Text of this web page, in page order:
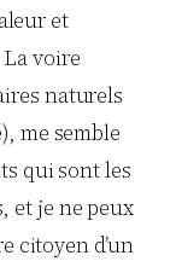
et
voire
naturels
me semble
qui sont les
et je ne peux
citoyen d’un